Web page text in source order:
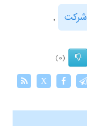
شركت
,
(0)
X